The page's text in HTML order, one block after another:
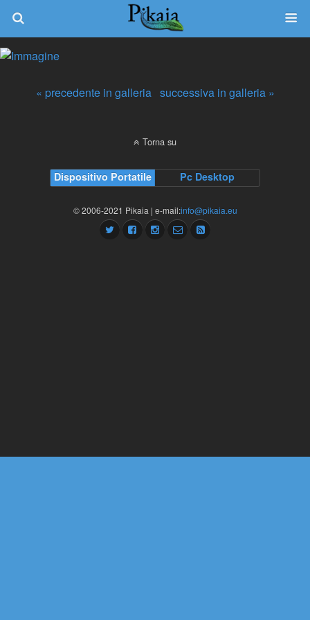
« precedente in galleria successiva in galleria »
Torna su
Dispositivo Portatile Pc Desktop
© 2006-2021 Pikaia | e-mail:info@pikaia.eu